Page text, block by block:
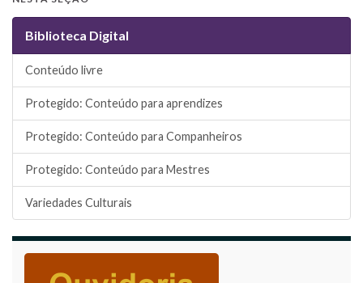
Biblioteca Digital
Conteúdo livre
Protegido: Conteúdo para aprendizes
Protegido: Conteúdo para Companheiros
Protegido: Conteúdo para Mestres
Variedades Culturais